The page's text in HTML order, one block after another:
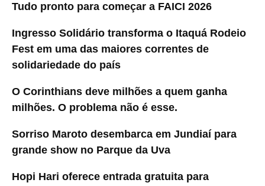
Tudo pronto para começar a FAICI 2026
Ingresso Solidário transforma o Itaquá Rodeio
Fest em uma das maiores correntes de
solidariedade do país
O Corinthians deve milhões a quem ganha
milhões. O problema não é esse.
Sorriso Maroto desembarca em Jundiaí para
grande show no Parque da Uva
Hopi Hari oferece entrada gratuita para